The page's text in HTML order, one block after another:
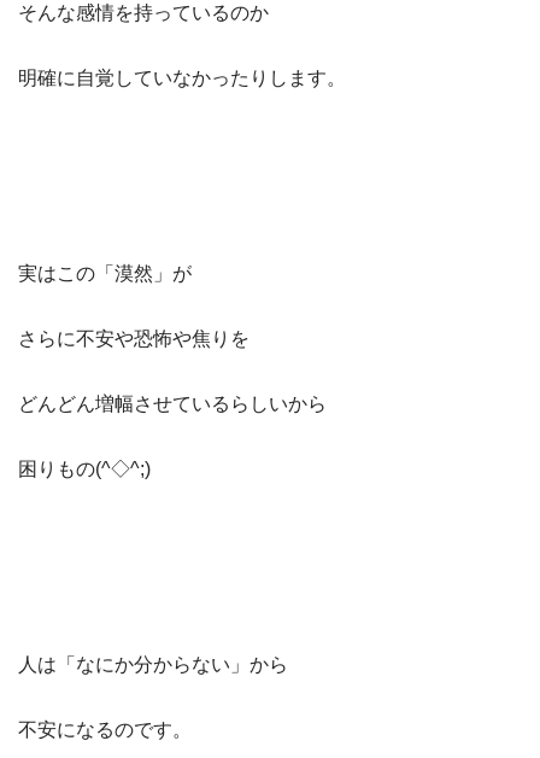
そんな感情を持っているのか
明確に自覚していなかったりします。
実はこの「漠然」が
さらに不安や恐怖や焦りを
どんどん増幅させているらしいから
困りもの(^◇^;)
人は「なにか分からない」から
不安になるのです。